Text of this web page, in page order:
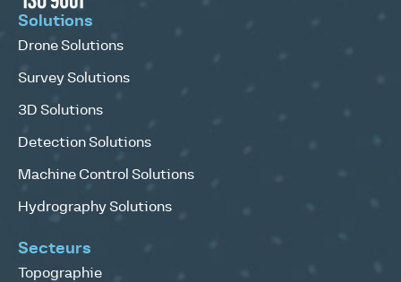
Solutions
Drone Solutions
Survey Solutions
3D Solutions
Detection Solutions
Machine Control Solutions
Hydrography Solutions
Secteurs
Topographie